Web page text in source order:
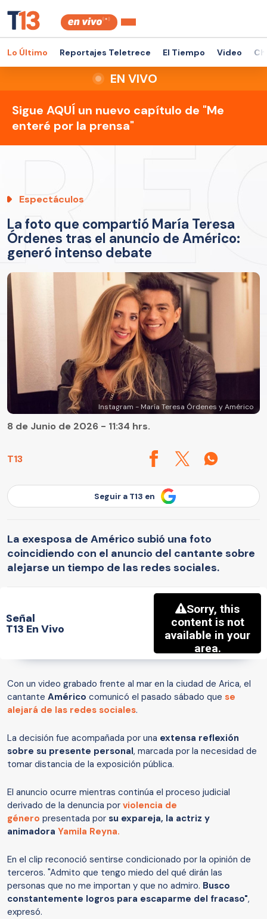
Lo Último Reportajes Teletrece El Tiempo Video
EN VIVO
Sigue AQUÍ un nuevo capítulo de "Me
enteré por la prensa"
Espectáculos
La foto que compartió María Teresa
Órdenes tras el anuncio de Américo:
generó intenso debate
Instagram - María Teresa Órdenes y Américo
T13
8 de Junio de 2026 - 11:34 hrs.
Seguir a T13 en
La exesposa de Américo subió una foto
coincidiendo con el anuncio del cantante sobre
alejarse un tiempo de las redes sociales.
Señal
T13 En Vivo
Con un video grabado frente al mar en la ciudad de Arica, el
cantante Américo comunicó el pasado sábado que se
alejará de las redes sociales.
La decisión fue acompañada por una extensa reflexión
sobre su presente personal, marcada por la necesidad de
tomar distancia de la exposición pública.
El anuncio ocurre mientras continúa el proceso judicial
derivado de la denuncia por violencia de
género presentada por su expareja, la actriz y
animadora Yamila Reyna.
En el clip reconoció sentirse condicionado por la opinión de
terceros. "Admito que tengo miedo del qué dirán las
personas que no me importan y que no admiro. Busco
constantemente logros para escaparme del fracaso",
expresó.